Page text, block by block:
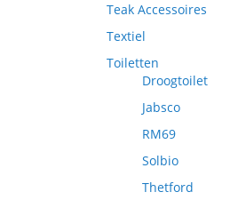
Teak Accessoires
Textiel
Toiletten
Droogtoilet
Jabsco
RM69
Solbio
Thetford